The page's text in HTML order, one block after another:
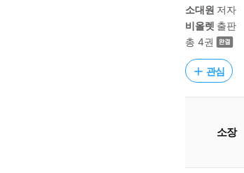
소대원 저자
비올렛 출판
총 4권
관심
소장